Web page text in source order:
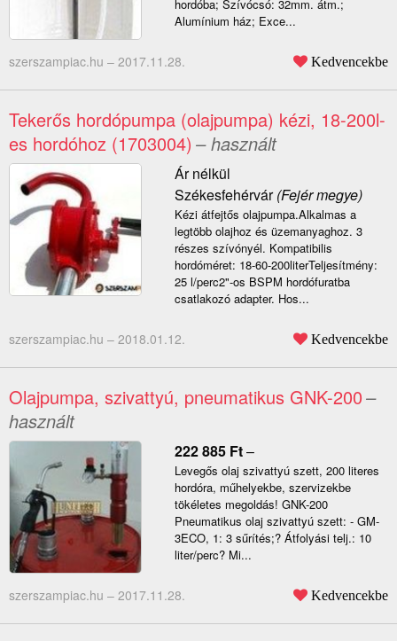
hordóba; Szívócsó: 32mm. átm.;
Alumínium ház; Exce...
szerszampiac.hu – 2017.11.28. Kedvencekbe
Tekerős hordópumpa (olajpumpa) kézi, 18-200l-
es hordóhoz (1703004) – használt
Ár nélkül
Székesfehérvár(Fejér megye)
Kézi átfejtős olajpumpa.Alkalmas a
legtöbb olajhoz és üzemanyaghoz. 3
részes szívónyél. Kompatibilis
hordóméret: 18-60-200literTeljesítmény:
25 l/perc2"-os BSPM hordófuratba
csatlakozó adapter. Hos...
szerszampiac.hu – 2018.01.12. Kedvencekbe
Olajpumpa, szivattyú, pneumatikus GNK-200–
használt
222 885 Ft–
Levegős olaj szivattyú szett, 200 literes
hordóra, műhelyekbe, szervizekbe
tökéletes megoldás! GNK-200
Pneumatikus olaj szivattyú szett: - GM-
3ECO, 1: 3 sűrítés;? Átfolyási telj.: 10
liter/perc? Mi...
szerszampiac.hu – 2017.11.28. Kedvencekbe